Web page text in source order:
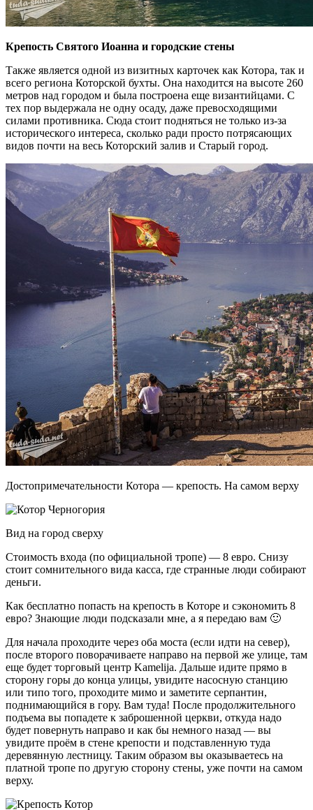
Крепость Святого Иоанна и городские стены
Также является одной из визитных карточек как Котора, так и
всего региона Которской бухты. Она находится на высоте 260
метров над городом и была построена еще византийцами. С
тех пор выдержала не одну осаду, даже превосходящими
силами противника. Сюда стоит подняться не только из-за
исторического интереса, сколько ради просто потрясающих
видов почти на весь Которский залив и Старый город.
Достопримечательности Котора — крепость. На самом верху
Вид на город сверху
Стоимость входа (по официальной тропе) — 8 евро. Снизу
стоит сомнительного вида касса, где странные люди собирают
деньги.
Как бесплатно попасть на крепость в Которе и сэкономить 8
евро? Знающие люди подсказали мне, а я передаю вам 🙂
Для начала проходите через оба моста (если идти на север),
после второго поворачиваете направо на первой же улице, там
еще будет торговый центр Kamelija. Дальше идите прямо в
сторону горы до конца улицы, увидите насосную станцию
или типо того, проходите мимо и заметите серпантин,
поднимающийся в гору. Вам туда! После продолжительного
подъема вы попадете к заброшенной церкви, откуда надо
будет повернуть направо и как бы немного назад — вы
увидите проём в стене крепости и подставленную туда
деревянную лестницу. Таким образом вы оказываетесь на
платной тропе по другую сторону стены, уже почти на самом
верху.